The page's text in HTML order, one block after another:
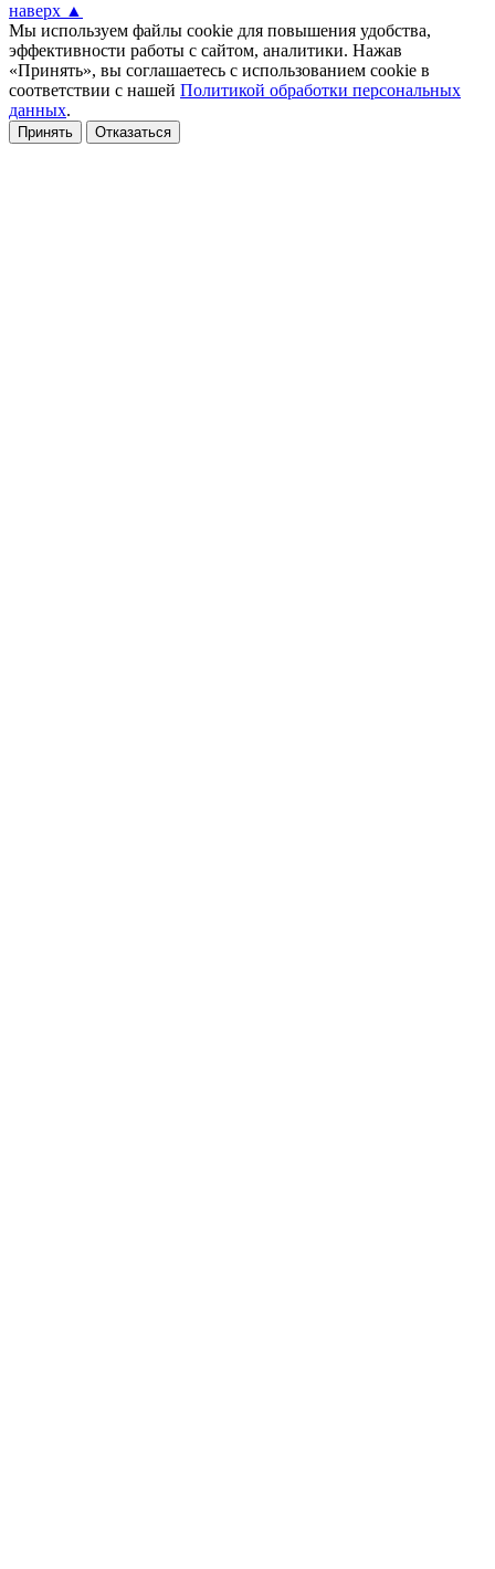
наверх ▲
Мы используем файлы cookie для повышения удобства,
эффективности работы с сайтом, аналитики. Нажав
«Принять», вы соглашаетесь с использованием cookie в
соответствии с нашей Политикой обработки персональных
данных.
Принять Отказаться